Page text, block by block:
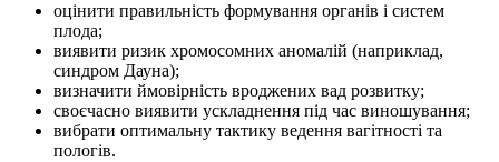
оцінити правильність формування органів і систем
плода;
виявити ризик хромосомних аномалій (наприклад,
синдром Дауна);
визначити ймовірність вроджених вад розвитку;
своєчасно виявити ускладнення під час виношування;
вибрати оптимальну тактику ведення вагітності та
пологів.